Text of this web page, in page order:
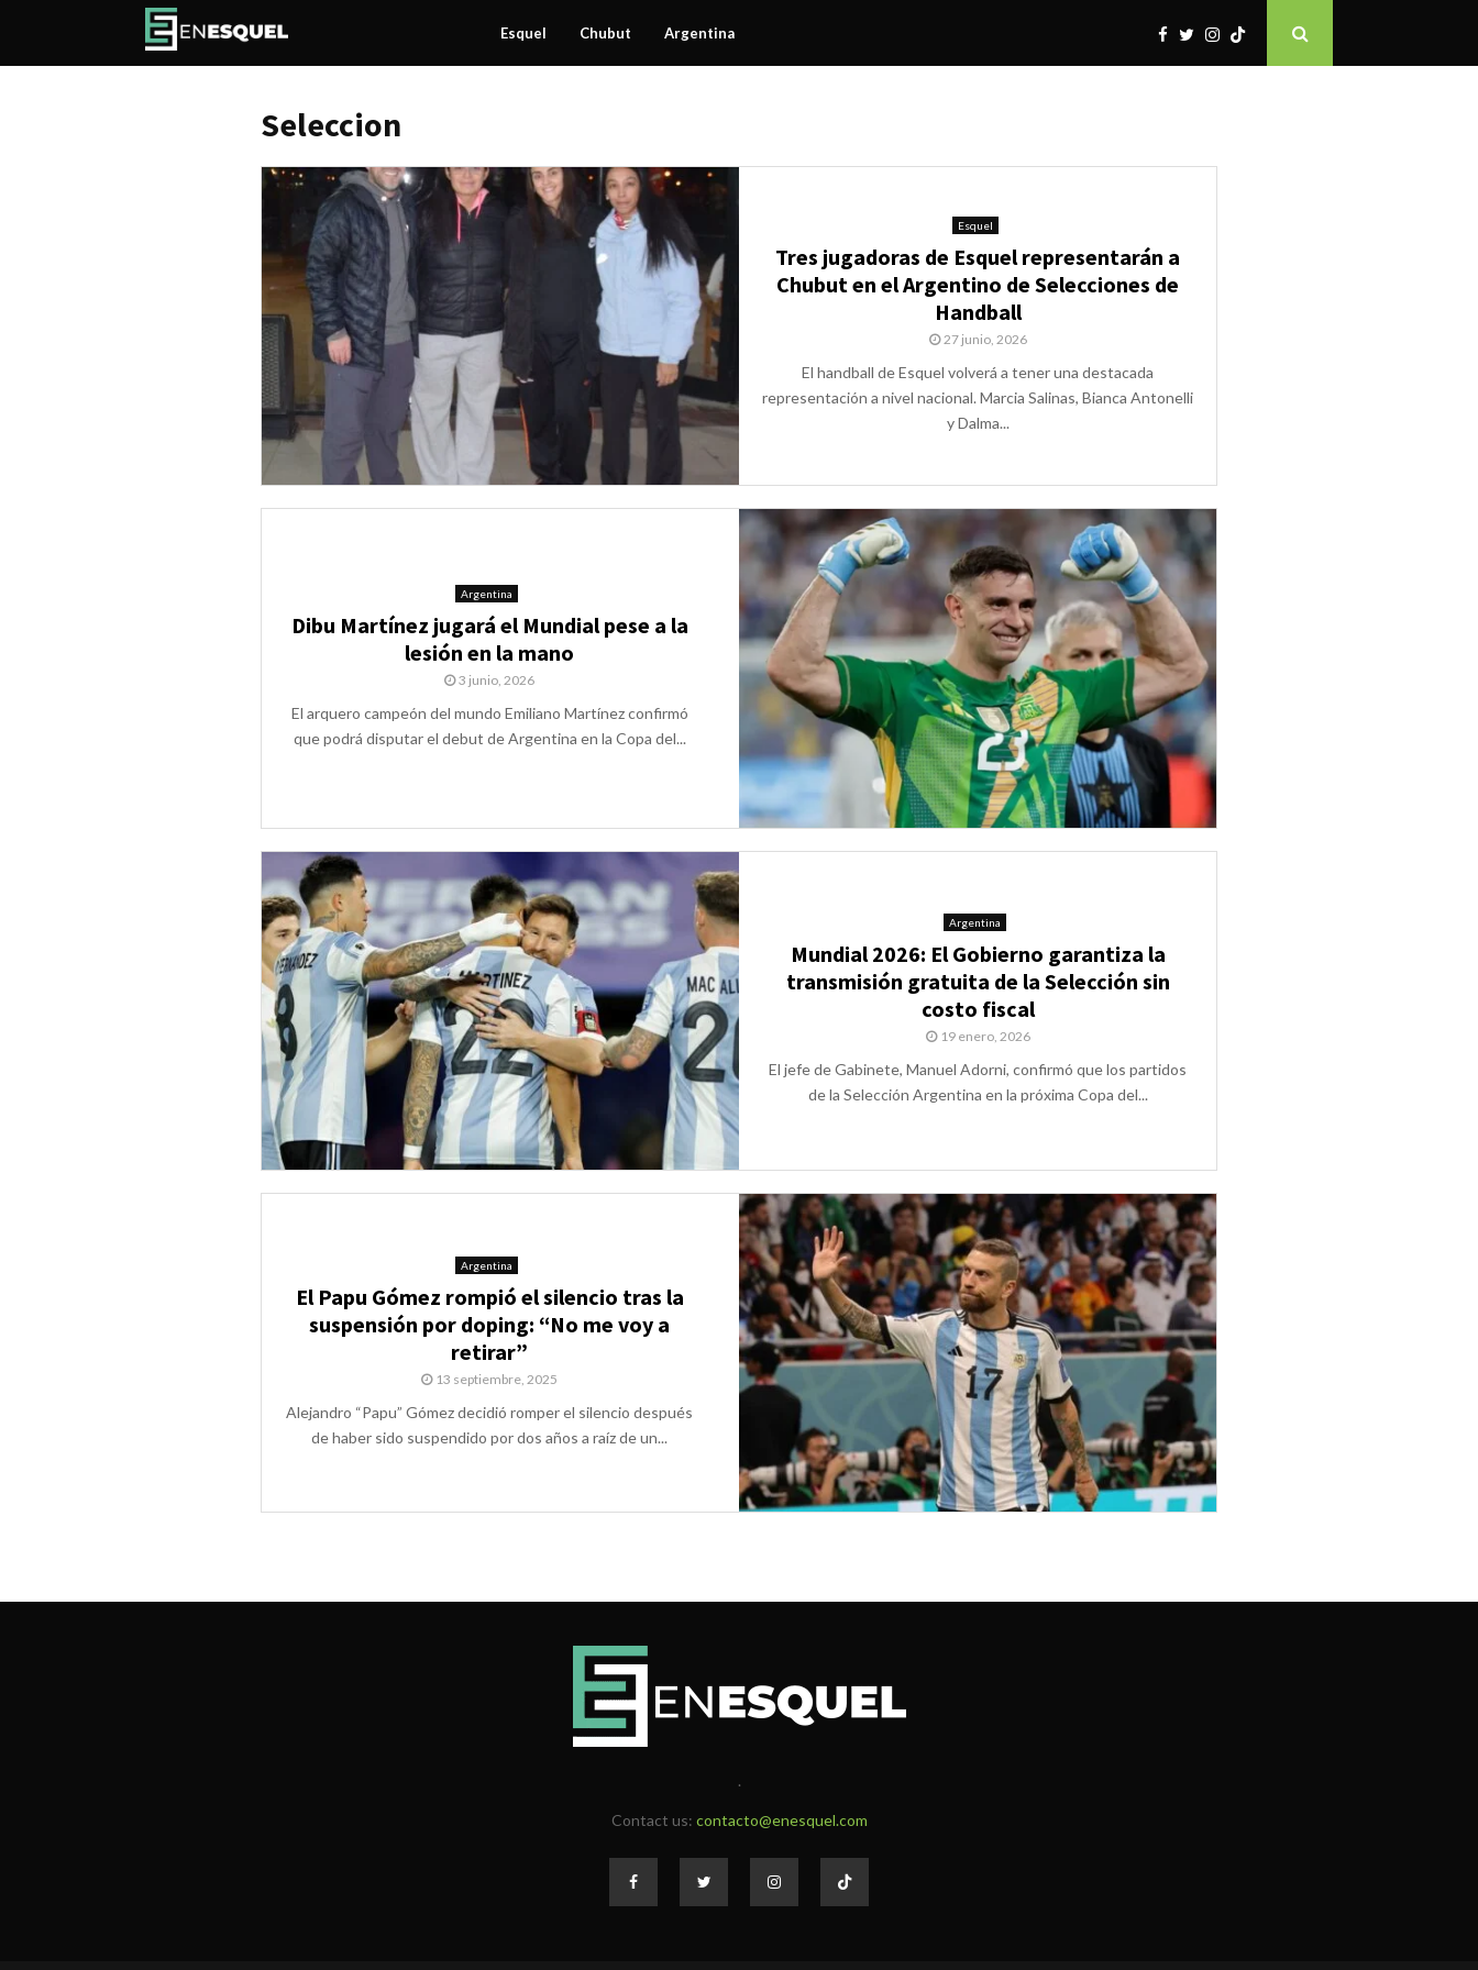
Esquel Chubut Argentina
Seleccion
Esquel
Tres jugadoras de Esquel representarán a
Chubut en el Argentino de Selecciones de
Handball
27 junio, 2026
El handball de Esquel volverá a tener una destacada
representación a nivel nacional. Marcia Salinas, Bianca Antonelli
y Dalma...
Argentina
Dibu Martínez jugará el Mundial pese a la
lesión en la mano
3 junio, 2026
El arquero campeón del mundo Emiliano Martínez confirmó
que podrá disputar el debut de Argentina en la Copa del...
Argentina
Mundial 2026: El Gobierno garantiza la
transmisión gratuita de la Selección sin
costo fiscal
19 enero, 2026
El jefe de Gabinete, Manuel Adorni, confirmó que los partidos
de la Selección Argentina en la próxima Copa del...
Argentina
El Papu Gómez rompió el silencio tras la
suspensión por doping: “No me voy a
retirar”
13 septiembre, 2025
Alejandro “Papu” Gómez decidió romper el silencio después
de haber sido suspendido por dos años a raíz de un...
.
Contact us: contacto@enesquel.com